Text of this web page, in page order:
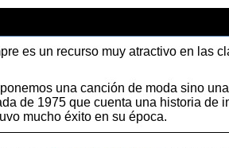
es un recurso muy atractivo en las
una canción de moda sino una
de 1975 que cuenta una historia de
mucho éxito en su época.